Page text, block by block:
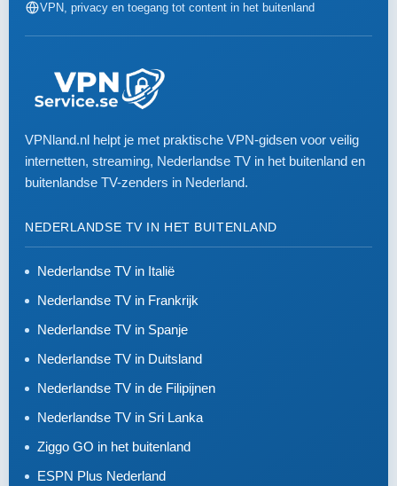
VPN, privacy en toegang tot content in het buitenland
VPNland.nl helpt je met praktische VPN-gidsen voor veilig
internetten, streaming, Nederlandse TV in het buitenland en
buitenlandse TV-zenders in Nederland.
NEDERLANDSE TV IN HET BUITENLAND
Nederlandse TV in Italië
Nederlandse TV in Frankrijk
Nederlandse TV in Spanje
Nederlandse TV in Duitsland
Nederlandse TV in de Filipijnen
Nederlandse TV in Sri Lanka
Ziggo GO in het buitenland
ESPN Plus Nederland